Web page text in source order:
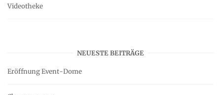
Videotheke
NEUESTE BEITRÄGE
Eröffnung Event-Dome